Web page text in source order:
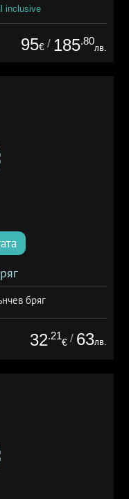
inclusive
95€ / 185.80
лв.
бряг
32.21
€ / 63лв.